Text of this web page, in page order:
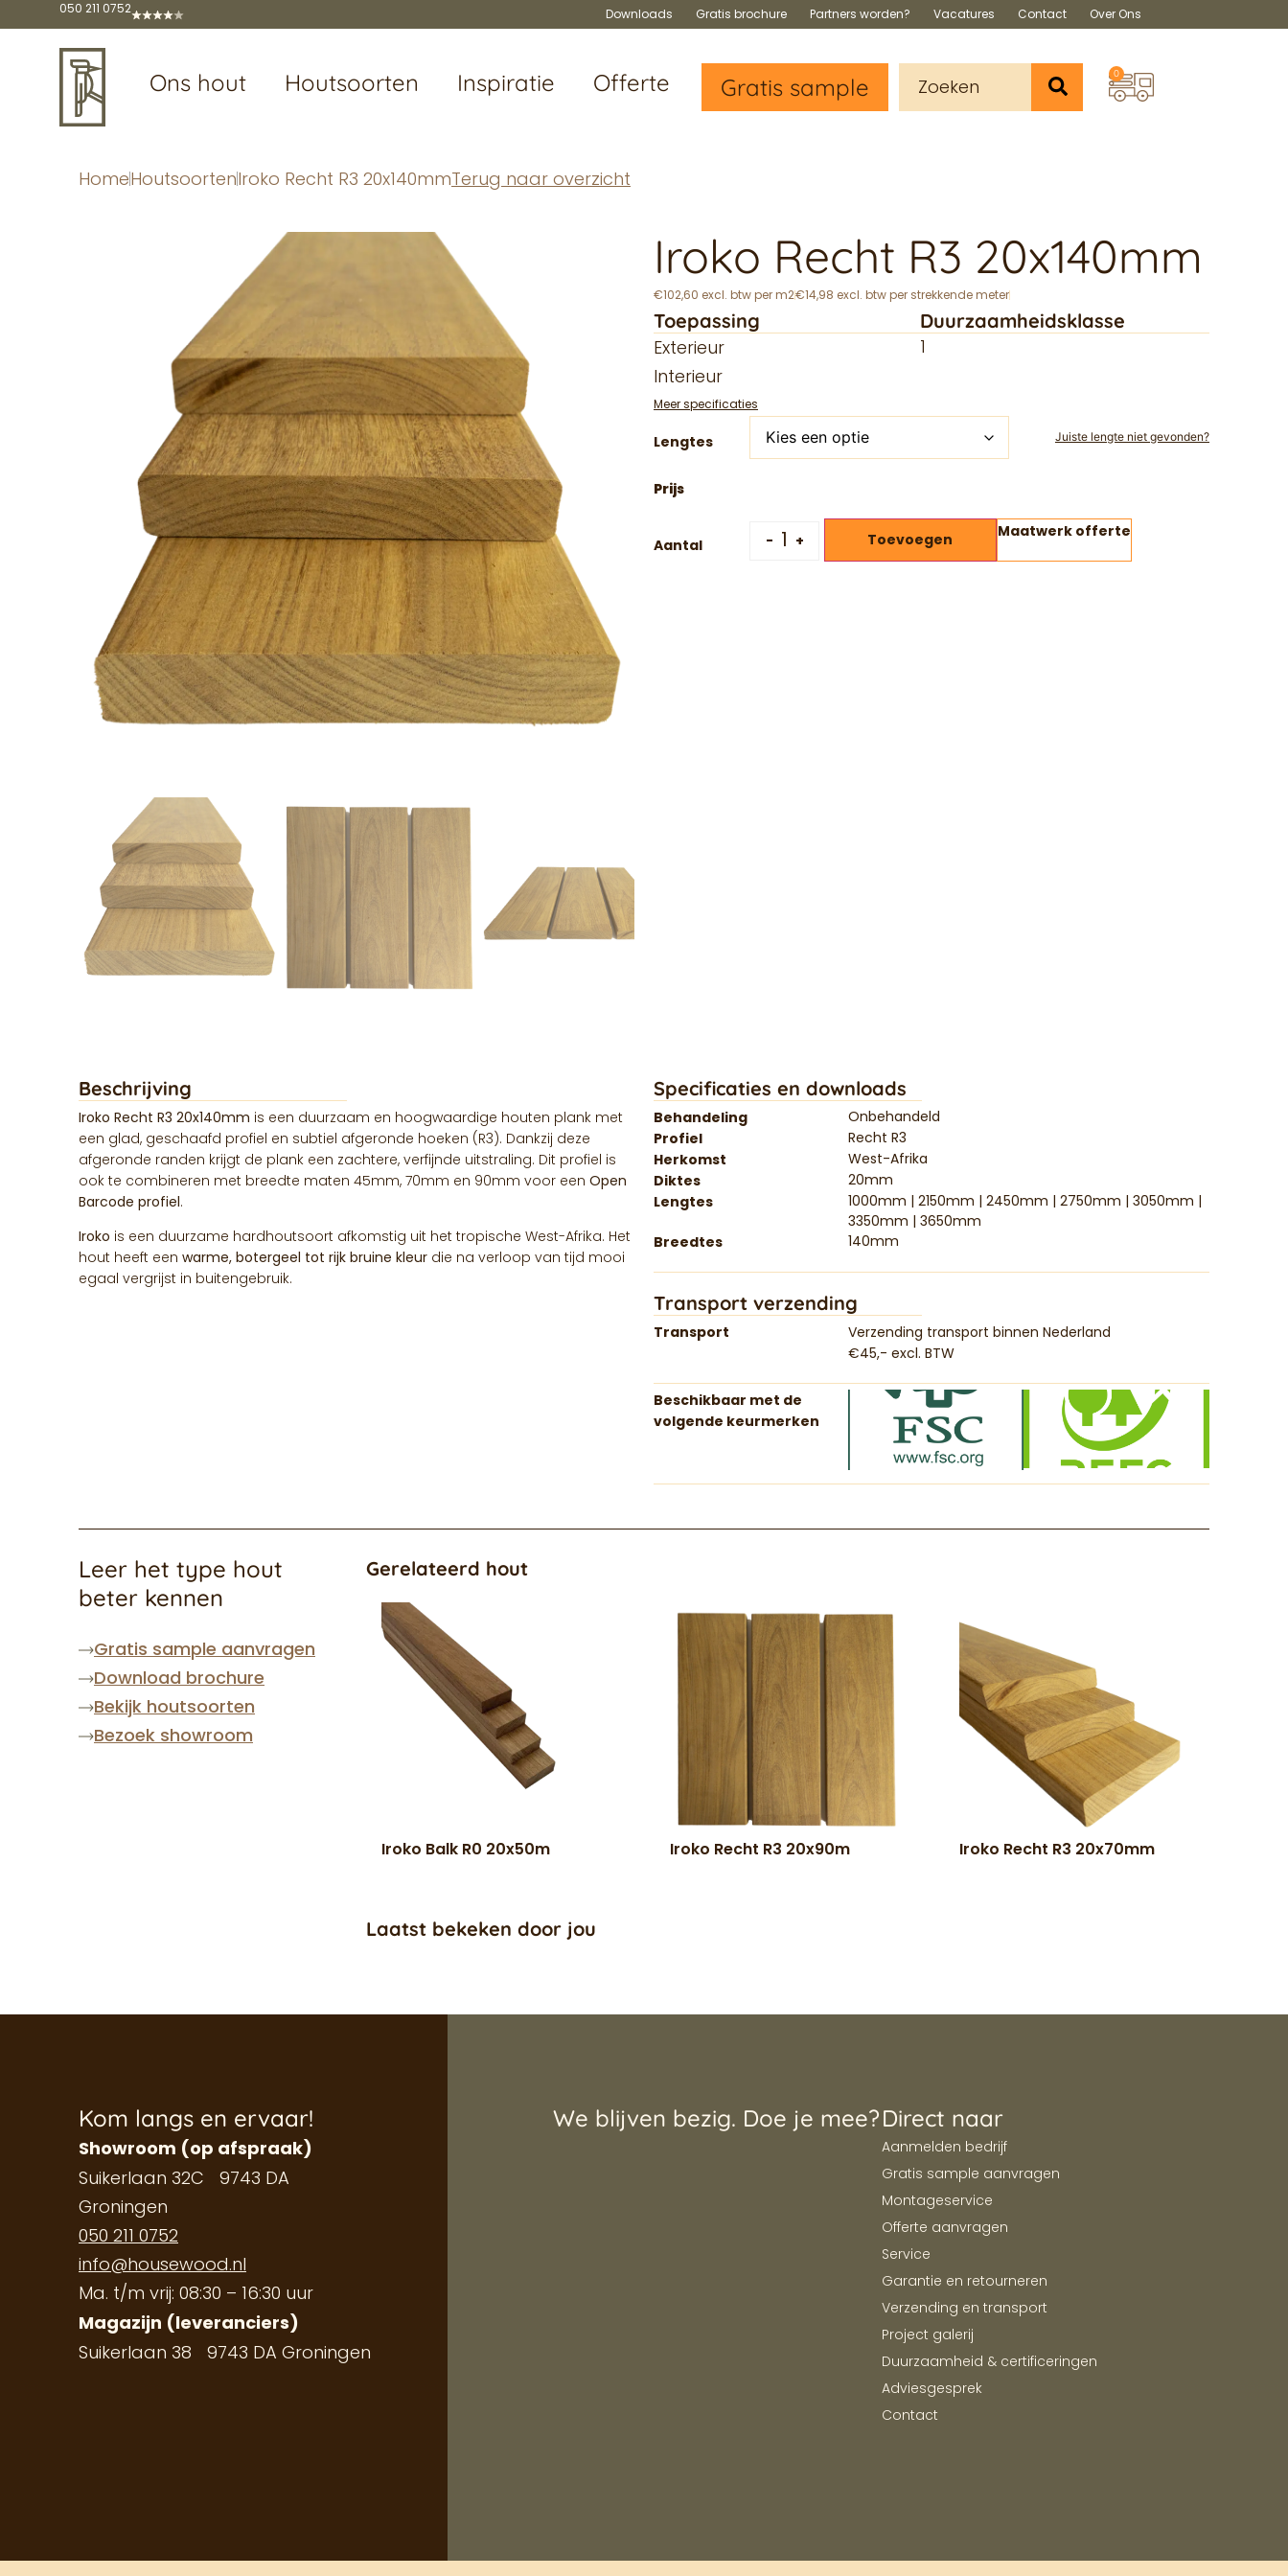
050 211 0752 Downloads Gratis brochure Partners worden? Vacatures Contact Over Ons
Ons hout Houtsoorten Inspiratie Offerte Gratis sample 0
HomeHoutsoortenIroko Recht R3 20x140mmTerug naar overzicht
Iroko Recht R3 20x140mm
€102,60 excl. btw per m2€14,98 excl. btw per strekkende meter
Toepassing
Exterieur
Interieur
Meer specificaties
Duurzaamheidsklasse
1
Lengtes Juiste lengte niet gevonden?
Aantal - + Toevoegen Maatwerk offerte
Beschrijving
Iroko Recht R3 20x140mm is een duurzaam en hoogwaardige houten plank met
een glad, geschaafd profiel en subtiel afgeronde hoeken (R3). Dankzij deze
afgeronde randen krijgt de plank een zachtere, verfijnde uitstraling. Dit profiel is
ook te combineren met breedte maten 45mm, 70mm en 90mm voor een Open
Barcode profiel.
Iroko is een duurzame hardhoutsoort afkomstig uit het tropische West-Afrika. Het
hout heeft een warme, botergeel tot rijk bruine kleur die na verloop van tijd mooi
egaal vergrijst in buitengebruik.
Specificaties en downloads
Behandeling
Onbehandeld
Profiel
Recht R3
Herkomst
West-Afrika
Diktes
20mm
Lengtes
1000mm | 2150mm | 2450mm | 2750mm | 3050mm |
3350mm | 3650mm
Breedtes
140mm
Transport verzending
Transport
Verzending transport binnen Nederland
€45,- excl. BTW
Beschikbaar met de
volgende keurmerken
Leer het type hout
beter kennen
Gratis sample aanvragen
Download brochure
Bekijk houtsoorten
Bezoek showroom
Gerelateerd hout
Iroko Balk R0 20x50m Iroko Recht R3 20x90m Iroko Recht R3 20x70mm
Laatst bekeken door jou
Kom langs en ervaar!
Showroom (op afspraak)
Suikerlaan 32C 9743 DA
Groningen
050 211 0752
info@housewood.nl
Ma. t/m vrij: 08:30 – 16:30 uur
Magazijn (leveranciers)
Suikerlaan 38 9743 DA Groningen
We blijven bezig. Doe je mee?Direct naar
Aanmelden bedrijf
Gratis sample aanvragen
Montageservice
Offerte aanvragen
Service
Garantie en retourneren
Verzending en transport
Project galerij
Duurzaamheid & certificeringen
Adviesgesprek
Contact